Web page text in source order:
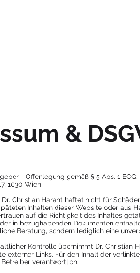
&
- Offenlegung gemäß § 5 Abs. 1 ECG:
1030 Wien
Christian Harant haftet nicht für
Inhalten dieser Website oder aus
auf die Richtigkeit des Inhaltes
in bezughabenden Dokumenten
Beratung, sondern lediglich eine
Kontrolle übernimmt Dr. Christian
externer Links. Für den Inhalt der
verantwortlich.